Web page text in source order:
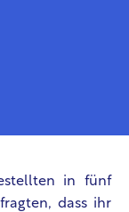
in fünf
dass ihr